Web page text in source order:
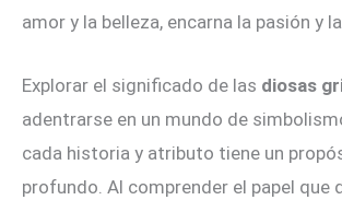
amor y la belleza, encarna la pasión y
Explorar el significado de las diosas
adentrarse en un mundo de
cada historia y atributo tiene un
profundo. Al comprender el papel que